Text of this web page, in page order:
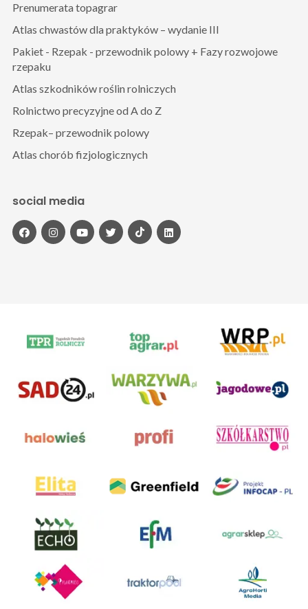
Prenumerata topagrar
Atlas chwastów dla praktyków – wydanie III
Pakiet - Rzepak - przewodnik polowy + Fazy rozwojowe
rzepaku
Atlas szkodników roślin rolniczych
Rolnictwo precyzyjne od A do Z
Rzepak– przewodnik polowy
Atlas chorób fizjologicznych
social media